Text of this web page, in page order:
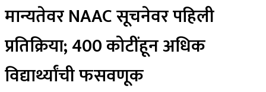
मान्यतेवर NAAC सूचनेवर पहिली
प्रतिक्रिया; 400 कोटींहून अधिक
विद्यार्थ्यांची फसवणूक